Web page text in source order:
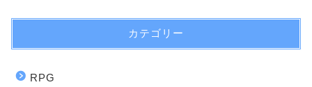
カテゴリー
RPG